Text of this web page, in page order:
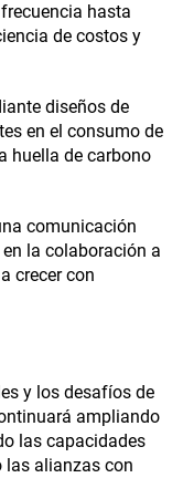
hasta
de costos y
diseños de
en el consumo de
huella de carbono
comunicación
la colaboración a
crecer con
y los desafíos de
ampliando
las capacidades
alianzas con